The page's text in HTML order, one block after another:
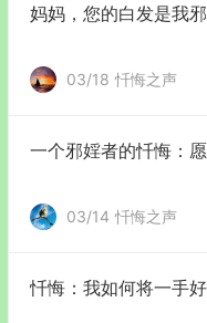
妈妈，您的白发是我
03/18 忏悔之声
一个邪婬者的忏悔：
03/14 忏悔之声
忏悔：我如何将一手